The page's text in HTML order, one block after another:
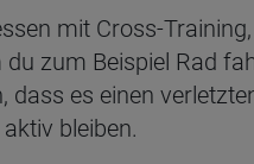
mit Cross-
zum Beispiel Rad
es einen
bleiben.